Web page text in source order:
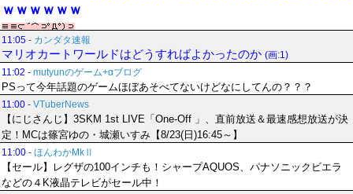
ｗｗｗｗｗｗ
11:05 - カンダタ速報
マリオカートワールドはどうすればよかったのか (画:1)
11:02 - mutyunのゲーム+αブログ
PSって今年話題のゲームほぼあそべてないけどなにしてんの？？？
11:00 - VTuberNews
【にじさんじ】3SKM 1st LIVE「One-Off 」、直前放送＆最速感想放送が決
定！MCは篠宮ゆの・城瀬いすみ【8/23(日)16:45～】
11:00 - ほんわかMkⅡ
【セール】レグザの100インチも！シャープAQUOS、パナソニックビエラ
などの４K液晶テレビがセール中！